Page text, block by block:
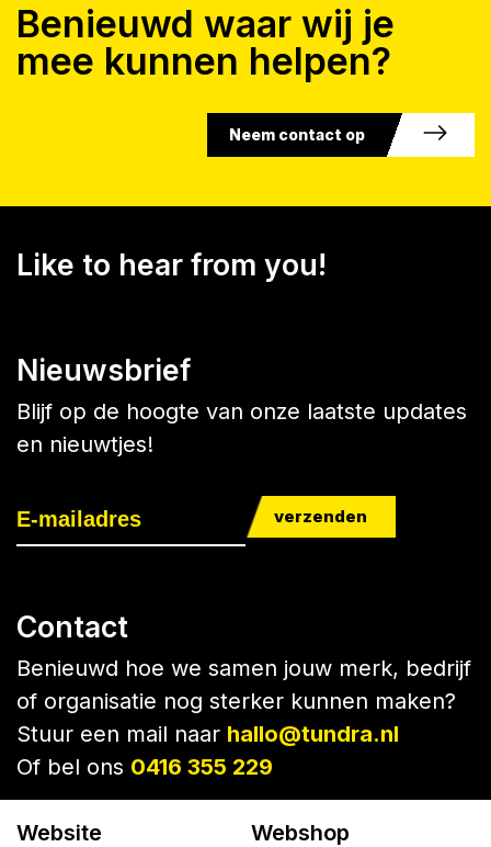
Benieuwd waar wij je
mee kunnen helpen?
Neem contact op
Like to hear from you!
Nieuwsbrief
Blijf op de hoogte van onze laatste updates
en nieuwtjes!
verzenden
Contact
Benieuwd hoe we samen jouw merk, bedrijf
of organisatie nog sterker kunnen maken?
Stuur een mail naar hallo@tundra.nl
Of bel ons 0416 355 229
Website Webshop